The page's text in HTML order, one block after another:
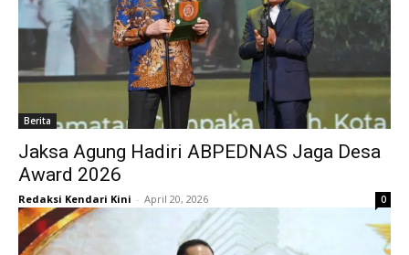
Berita
Jaksa Agung Hadiri ABPEDNAS Jaga Desa
Award 2026
Redaksi Kendari Kini - April 20, 2026 0